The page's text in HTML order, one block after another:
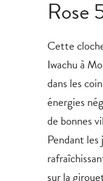
Rose
Cette
Iwachu à
dans les
énergies
de bonnes
Pendant les
sur la